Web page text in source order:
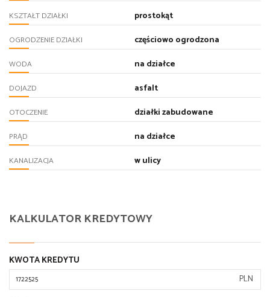
KSZTAŁT DZIAŁKI prostokąt
OGRODZENIE DZIAŁKI częściowo ogrodzona
WODA na działce
DOJAZD asfalt
OTOCZENIE działki zabudowane
PRĄD na działce
KANALIZACJA w ulicy
KALKULATOR KREDYTOWY
KWOTA KREDYTU
PLN